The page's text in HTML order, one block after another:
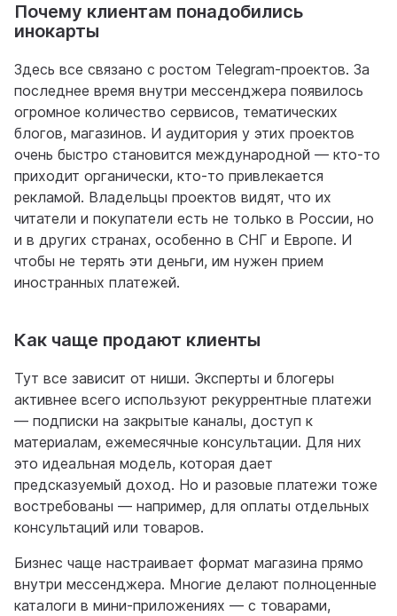
Почему клиентам понадобились
инокарты
Здесь все связано с ростом Telegram-проектов. За
последнее время внутри мессенджера появилось
огромное количество сервисов, тематических
блогов, магазинов. И аудитория у этих проектов
очень быстро становится международной — кто-то
приходит органически, кто-то привлекается
рекламой. Владельцы проектов видят, что их
читатели и покупатели есть не только в России, но
и в других странах, особенно в СНГ и Европе. И
чтобы не терять эти деньги, им нужен прием
иностранных платежей.
Как чаще продают клиенты
Тут все зависит от ниши. Эксперты и блогеры
активнее всего используют рекуррентные платежи
— подписки на закрытые каналы, доступ к
материалам, ежемесячные консультации. Для них
это идеальная модель, которая дает
предсказуемый доход. Но и разовые платежи тоже
востребованы — например, для оплаты отдельных
консультаций или товаров.
Бизнес чаще настраивает формат магазина прямо
внутри мессенджера. Многие делают полноценные
каталоги в мини-приложениях — с товарами,